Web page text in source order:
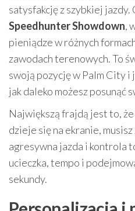
satysfakcję z szybkiej
Speedhunter Showdown,
pieniądze w różnych
zawodach terenowych. To
swoją pozycję w Palm City i
jak daleko możesz posunąć
Największą frajdą jest to,
dzieje się na ekranie,
agresywna jazda i kontrola
ucieczka, tempo i
sekundy.